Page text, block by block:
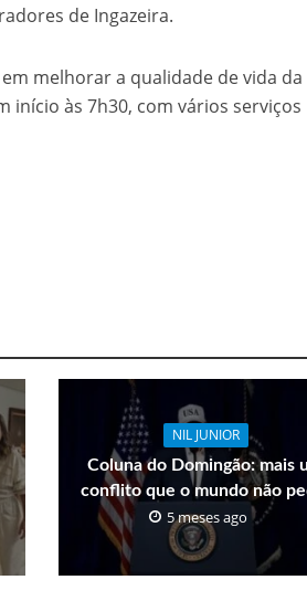
de Ingazeira.
melhorar a qualidade de vida da
às 7h30, com vários serviços
NIL JUNIOR
Coluna do Domingão: mais
conflito que o mundo não
5 meses ago